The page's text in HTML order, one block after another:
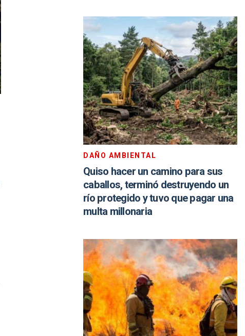
DAÑO AMBIENTAL
Quiso hacer un camino para sus
caballos, terminó destruyendo un
río protegido y tuvo que pagar una
multa millonaria